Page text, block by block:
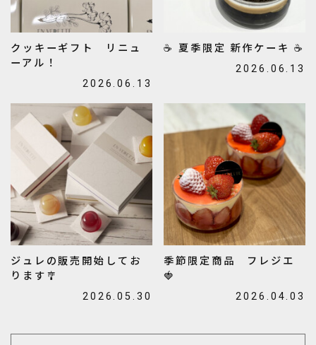
クッキーギフト リニュ
ーアル！
2026.06.13
☕ 夏季限定 新作ケーキ ☕
2026.06.13
ジュレの販売開始してお
ります🎐
2026.05.30
季節限定商品 フレジエ
🍓
2026.04.03